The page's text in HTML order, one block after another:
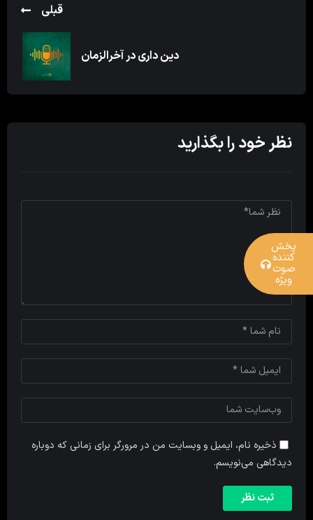
قبلی
دین داری در آخرالزمان
نظر خود را بگذارید
ذخیره نام، ایمیل و وبسایت من در مرورگر برای زمانی که دوباره
دیدگاهی می‌نویسم.
پخش
کننده
صوت
ویژه